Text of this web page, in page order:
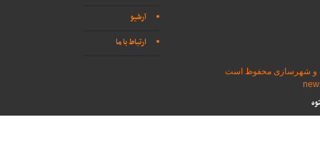
آرشیو
ارتباط با ما
و شهرسازی محفوظ است